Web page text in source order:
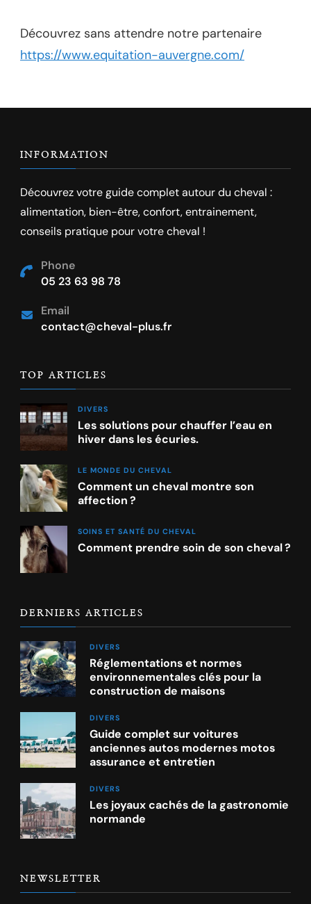
Découvrez sans attendre notre partenaire
https://www.equitation-auvergne.com/
INFORMATION
Découvrez votre guide complet autour du cheval :
alimentation, bien-être, confort, entrainement,
conseils pratique pour votre cheval !
Phone
05 23 63 98 78
Email
contact@cheval-plus.fr
TOP ARTICLES
DIVERS
Les solutions pour chauffer l’eau en
hiver dans les écuries.
LE MONDE DU CHEVAL
Comment un cheval montre son
affection ?
SOINS ET SANTÉ DU CHEVAL
Comment prendre soin de son cheval ?
DERNIERS ARTICLES
DIVERS
Réglementations et normes
environnementales clés pour la
construction de maisons
DIVERS
Guide complet sur voitures
anciennes autos modernes motos
assurance et entretien
DIVERS
Les joyaux cachés de la gastronomie
normande
NEWSLETTER